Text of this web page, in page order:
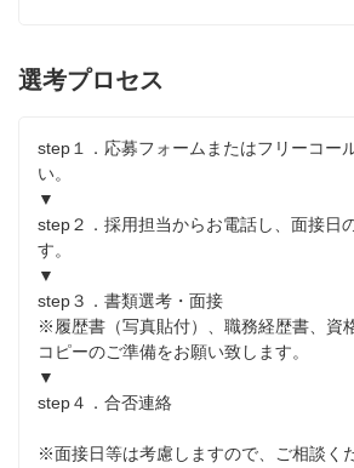
選考プロセス
step１．応募フォームまたはフリーコー
い。
▼
step２．採用担当からお電話し、面接日
す。
▼
step３．書類選考・面接
※履歴書（写真貼付）、職務経歴書、資
コピーのご準備をお願い致します。
▼
step４．合否連絡
※面接日等は考慮しますので、ご相談く